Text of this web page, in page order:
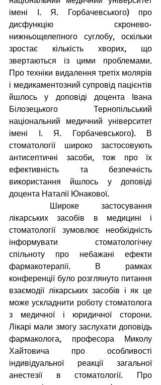
імені І. Я. Горбачевського) про
дисфункцію скронево-
нижньощелепного суглобу, оскільки
зростає кількість хворих, що
звертаються із цими проблемами.
Про техніки видалення третіх молярів
і медикаментозний супровід пацієнтів
йшлось у доповіді доцента Івана
Білозецького Тернопільський
національний медичний університет
імені І. Я. Горбачевського). В
стоматології широко застосовують
антисептичні засоби, тож про їх
ефективність та безпечність
використання йшлось у доповіді
доцента Наталії Юнакової.
Широке застосування
лікарських засобів в медицині і
стоматології зумовлює необхідність
інформувати стоматологічну
спільноту про небажані ефекти
фармакотерапії. В рамках
конференції було розглянуто питання
взаємодії лікарських засобів і як це
може ускладнити роботу стоматолога
з медичної і юридичної сторони.
Лікарі мали змогу заслухати доповідь
фармаколога, професора Миколу
Хайтовича про особливості
індивідуальної реакції загальної
анестезії в стоматології. Про